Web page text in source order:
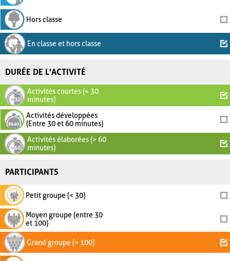
Hors classe
En classe et hors classe
DURÉE DE L'ACTIVITÉ
Activités courtes (< 30
minutes)
Activités développées
(Entre 30 et 60 minutes)
Activités élaborées (> 60
minutes)
PARTICIPANTS
Petit groupe (< 30)
Moyen groupe (entre 30
et 100)
Grand groupe (> 100)